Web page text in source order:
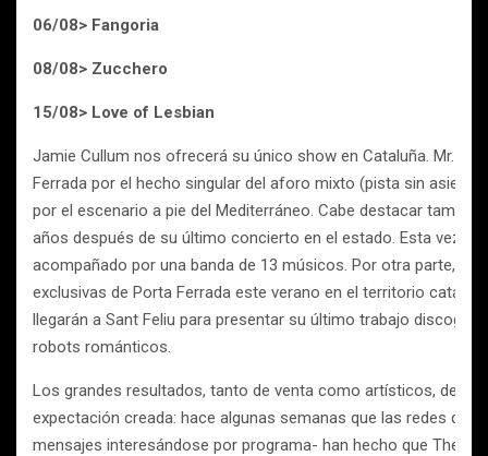
06/08> Fangoria
08/08> Zucchero
15/08> Love of Lesbian
Jamie Cullum nos ofrecerá su único show en Cataluña. Mr.
Ferrada por el hecho singular del aforo mixto (pista sin
por el escenario a pie del Mediterráneo. Cabe destacar
años después de su último concierto en el estado. Esta vez el
acompañado por una banda de 13 músicos. Por otra parte,
exclusivas de Porta Ferrada este verano en el territorio
llegarán a Sant Feliu para presentar su último trabajo
robots románticos.
Los grandes resultados, tanto de venta como artísticos, de
expectación creada: hace algunas semanas que las redes del
mensajes interesándose por programa- han hecho que